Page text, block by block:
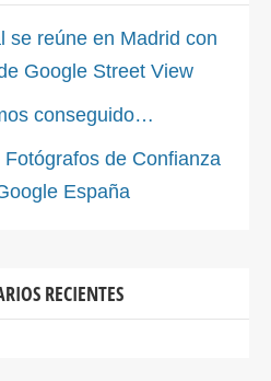
se reúne en Madrid con
Google Street View
conseguido…
de Confianza
España
RECIENTES